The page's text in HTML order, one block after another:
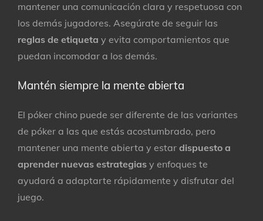
mantener una comunicación clara y respetuosa con
los demás jugadores. Asegúrate de seguir las
reglas de etiqueta y evita comportamientos que
puedan incomodar a los demás.
Mantén siempre la mente abierta
El póker chino puede ser diferente de las variantes
de póker a las que estás acostumbrado, pero
mantener una mente abierta y estar dispuesto a
aprender nuevas estrategias y enfoques te
ayudará a adaptarte rápidamente y disfrutar del
juego.